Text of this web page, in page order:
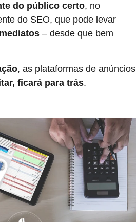
do público certo, no
do SEO, que pode levar
– desde que bem
, as plataformas de anúncios
ficará para trás.